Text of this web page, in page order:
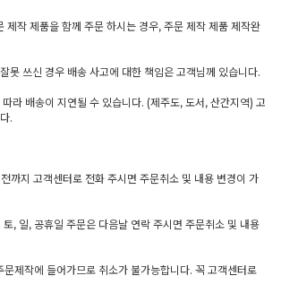
제작 제품을 함께 주문 하시는 경우, 주문 제작 제품 제작완
못 쓰신 경우 배송 사고에 대한 책임은 고객님께 있습니다.
라 배송이 지연될 수 있습니다. (제주도, 도서, 산간지역) 고
.
전까지 고객센터로 전화 주시면 주문취소 및 내용 변경이 가
토, 일, 공휴일 주문은 다음날 연락 주시면 주문취소 및 내용
문제작에 들어가므로 취소가 불가능합니다. 꼭 고객센터로